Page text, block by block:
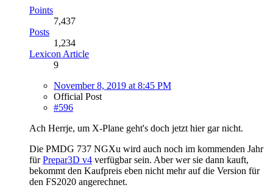
Points
7,437
Posts
1,234
Lexicon Article
9
November 8, 2019 at 8:45 PM
Official Post
#596
Ach Herrje, um X-Plane geht's doch jetzt hier gar nicht.
Die PMDG 737 NGXu wird auch noch im kommenden Jahr
fürPrepar3D v4 verfügbar sein. Aber wer sie dann kauft,
bekommt den Kaufpreis eben nicht mehr auf die Version für
den FS2020 angerechnet.